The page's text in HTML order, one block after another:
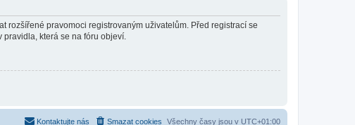
rozšířené pravomoci registrovaným uživatelům. Před registrací se
která se na fóru objeví.
Všechny časy jsou v UTC+01:00
Smazat cookies
Kontaktujte nás